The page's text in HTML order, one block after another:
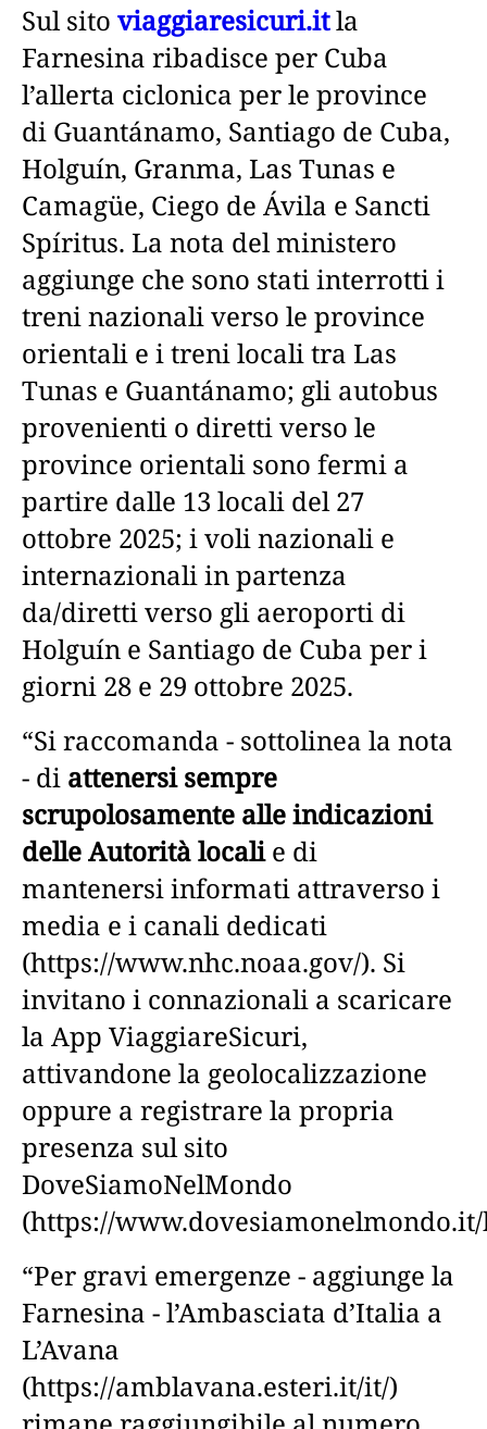
Sul sito viaggiaresicuri.itla
Farnesina ribadisce per Cuba
l’allerta ciclonica per le province
di Guantánamo, Santiago de Cuba,
Holguín, Granma, Las Tunas e
Camagüe, Ciego de Ávila e Sancti
Spíritus. La nota del ministero
aggiunge che sono stati interrotti i
treni nazionali verso le province
orientali e i treni locali tra Las
Tunas e Guantánamo; gli autobus
provenienti o diretti verso le
province orientali sono fermi a
partire dalle 13 locali del 27
ottobre 2025; i voli nazionali e
internazionali in partenza
da/diretti verso gli aeroporti di
Holguín e Santiago de Cuba per i
giorni 28 e 29 ottobre 2025.
“Si raccomanda - sottolinea la nota
- di attenersi sempre
scrupolosamente alle indicazioni
delle Autorità localie di
mantenersi informati attraverso i
media e i canali dedicati
(https://www.nhc.noaa.gov/). Si
invitano i connazionali a scaricare
la App ViaggiareSicuri,
attivandone la geolocalizzazione
oppure a registrare la propria
presenza sul sito
DoveSiamoNelMondo
(https://
“Per gravi emergenze - aggiunge la
Farnesina - l’Ambasciata d’Italia a
L’Avana
(https://amblavana.esteri.it/it/)